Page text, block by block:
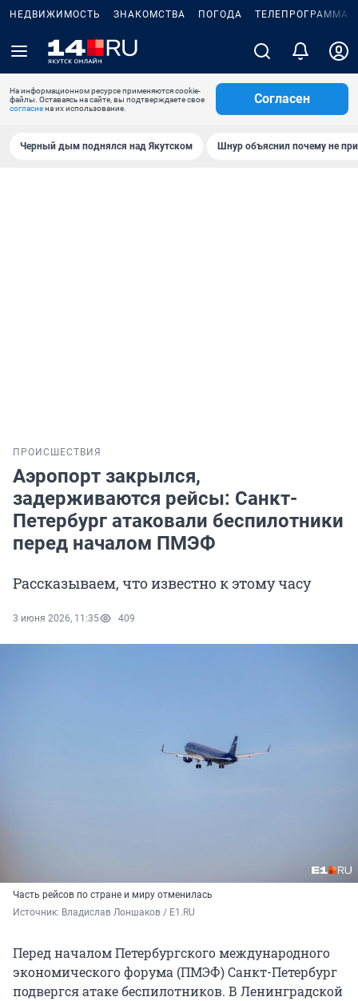
НЕДВИЖИМОСТЬ ЗНАКОМСТВА ПОГОДА ТЕЛЕПРОГРАММА
На информационном ресурсе применяются cookie-
файлы. Оставаясь на сайте, вы подтверждаете свое
согласиена их использование.
Согласен
Черный дым поднялся над Якутском Шнур объяснил почему не
ПРОИСШЕСТВИЯ
Аэропорт закрылся,
задерживаются рейсы: Санкт-
Петербург атаковали беспилотники
перед началом ПМЭФ
Рассказываем, что известно к этому часу
3 июня 2026, 11:35 409
Часть рейсов по стране и миру отменилась
Источник: Владислав Лоншаков / E1.RU
Перед началом Петербургского международного
экономического форума (ПМЭФ) Санкт-Петербург
подвергся атаке беспилотников. В Ленинградской